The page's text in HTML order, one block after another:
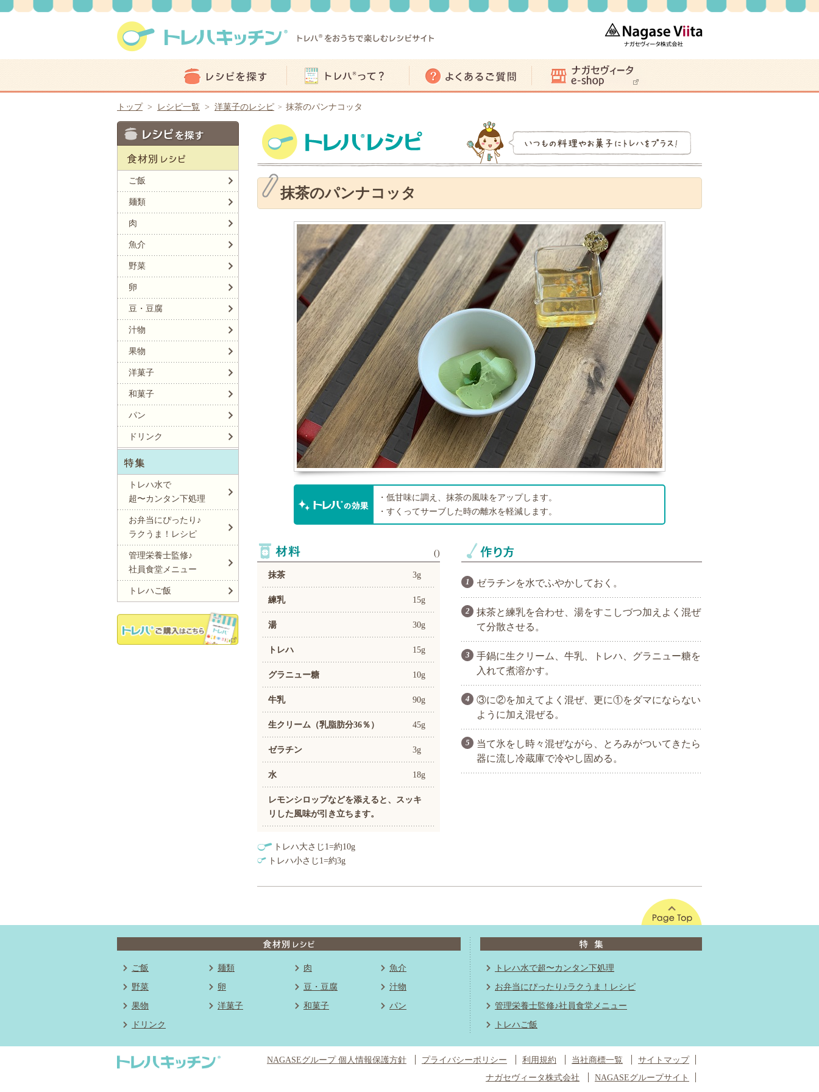
トップ> レシピ一覧 > 洋菓子のレシピ > 抹茶のパンナコッタ
ご飯
麺類
肉
魚介
野菜
卵
豆・豆腐
汁物
果物
洋菓子
和菓子
パン
ドリンク
トレハ水で
超〜カンタン下処理
お弁当にぴったり♪
ラクうま！レシピ
管理栄養士監修♪
社員食堂メニュー
トレハご飯
抹茶のパンナコッタ
・低甘味に調え、抹茶の風味をアップします。
・すくってサーブした時の離水を軽減します。
()
抹茶 3g
練乳 15g
湯 30g
トレハ 15g
グラニュー糖 10g
牛乳 90g
生クリーム（乳脂肪分36％） 45g
ゼラチン 3g
水 18g
レモンシロップなどを添えると、スッキ
リした風味が引き立ちます。
トレハ大さじ1=約10g
トレハ小さじ1=約3g
ゼラチンを水でふやかしておく。
抹茶と練乳を合わせ、湯をすこしづつ加えよく混ぜ
て分散させる。
手鍋に生クリーム、牛乳、トレハ、グラニュー糖を
入れて煮溶かす。
③に②を加えてよく混ぜ、更に①をダマにならない
ように加え混ぜる。
当て氷をし時々混ぜながら、とろみがついてきたら
器に流し冷蔵庫で冷やし固める。
ご飯 麺類 肉
魚介
野菜
卵 豆・豆腐
汁物
果物
洋菓子 和菓子
パン
ドリンク
トレハ水で超〜カンタン下処理
お弁当にぴったり♪ラクうま！レシピ
管理栄養士監修♪社員食堂メニュー
トレハご飯
NAGASEグループ 個人情報保護方針 プライバシーポリシー 利用規約 当社商標一覧
サイトマップ
ナガセヴィータ株式会社
NAGASEグループサイト